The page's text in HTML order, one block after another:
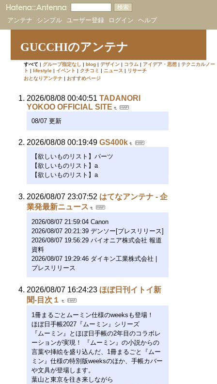
アンテナ シンプル ユーザー登録 ログイン ヘルプ
GUCCHIのアンテナ
すべて | グループ指定なし |blog |デザイン | コラム | アイデア・思想 |テクニカルノー
ト |lifestyle | イベント | クチコミ |ニュース | リサーチ
おとなりアンテナ |おすすめページ
2026/08/08 00:40:51 TADANORI
YOKOO OFFICIAL SITE
08/07 更新
2026/08/08 00:19:49 GS400k
【欲しいものリスト】パーツ
【欲しいものリスト】a
【欲しいものリスト】a
2026/08/07 23:07:52 はてなアンテナ - 企
業発最新ニュース
2026/08/07 21:59:04 Canon
2026/08/07 20:21:39 デンソー[プレスリリース]
2026/08/07 19:56:29 パイオニア株式会社 報道
資料
2026/08/07 19:29:46 ダイキン工業株式会社 |
プレスリリース
2026/08/07 16:24:23 ほぼ日刊イトイ新
聞-目次１
1冊まるごとムーミン仕様のweeksも登場！
ほぼ日手帳2027『ムーミン』シリーズ
『ムーミン』とほぼ日手帳の2年目のコラボレ
ーションが実現！ 『ムーミン』の小説からの
言葉や挿絵を盛り込んだ、1冊まるごと『ムー
ミン』仕様の特別版weeksのほか、手帳カバー
や文具が登場します。
葉山と東京を往き来しながら